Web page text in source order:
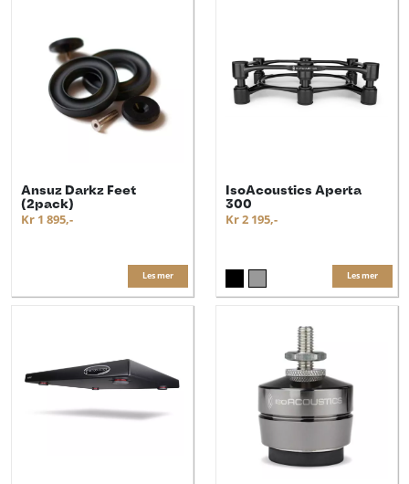
Ansuz Darkz Feet
(2pack)
Kr 1 895,-
Les mer
IsoAcoustics Aperta
300
Kr 2 195,-
Les mer